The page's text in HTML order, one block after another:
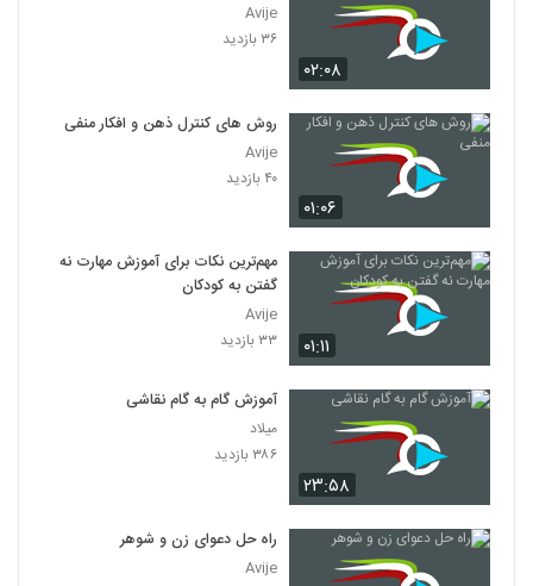
۰۲:۰۸
Avije
۳۶ بازدید
۰۱:۰۶
روش های کنترل ذهن و افکار منفی
Avije
۴۰ بازدید
۰۱:۱۱
مهم‌ترین نکات برای آموزش مهارت نه
گفتن به کودکان
Avije
۳۳ بازدید
۲۳:۵۸
آموزش گام به گام نقاشی
میلاد
۳۸۶ بازدید
راه حل دعوای زن و شوهر
Avije